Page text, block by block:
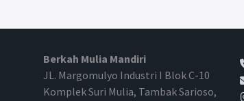
Berkah Mulia Mandiri
JL. Margomulyo Industri I Blok C-10
Komplek Suri Mulia, Tambak Sarioso,